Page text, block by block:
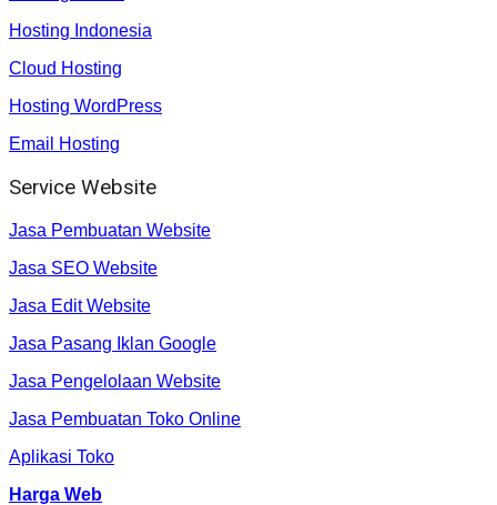
Hosting Indonesia
Cloud Hosting
Hosting WordPress
Email Hosting
Service Website
Jasa Pembuatan Website
Jasa SEO Website
Jasa Edit Website
Jasa Pasang Iklan Google
Jasa Pengelolaan Website
Jasa Pembuatan Toko Online
Aplikasi Toko
Harga Web